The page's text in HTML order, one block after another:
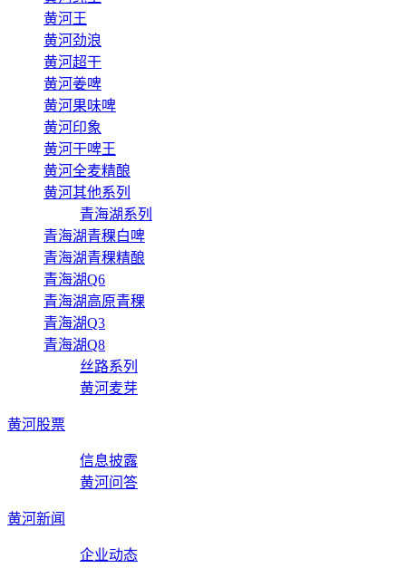
黄河王
黄河劲浪
黄河超干
黄河姜啤
黄河果味啤
黄河印象
黄河干啤王
黄河全麦精酿
黄河其他系列
青海湖系列
青海湖青稞白啤
青海湖青稞精酿
青海湖Q6
青海湖高原青稞
青海湖Q3
青海湖Q8
丝路系列
黄河麦芽
黄河股票
信息披露
黄河问答
黄河新闻
企业动态